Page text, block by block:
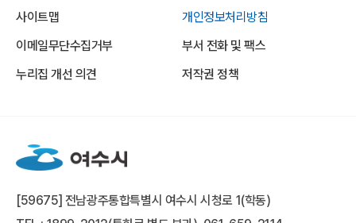
사이트맵
개인정보처리방침
이메일무단수집거부
부서 전화 및 팩스
누리집 개선 의견
저작권 정책
[59675] 전남광주통합특별시 여수시 시청로 1(학동)